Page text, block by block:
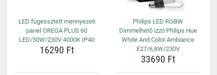
LED fügessztett mennyezeti
panel OREGA PLUS 60
LED/50W/230V 4000K IP40
16290 Ft
Philips LED RGBW
Dimmelhető izzó Philips Hue
White And Color Ambiance
E27/6,8W/230V
33690 Ft